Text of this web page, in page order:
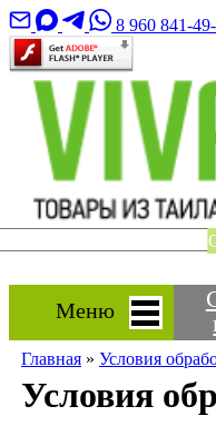
8 960 841-
Меню
Главная » Условия
Условия